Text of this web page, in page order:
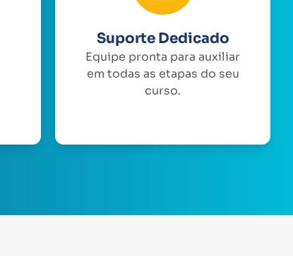
Suporte Dedicado
Equipe pronta para auxiliar
em todas as etapas do seu
curso.